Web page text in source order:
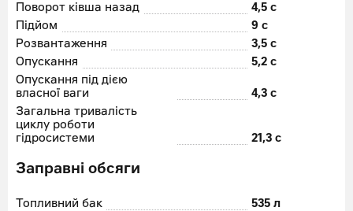
Поворот ківша назад
4,5 с
Підйом
9 с
Розвантаження
3,5 с
Опускання
5,2 с
Опускання під дією
власної ваги
4,3 с
Загальна тривалість
циклу роботи
гідросистеми
21,3 с
Заправні обсяги
Топливний бак
535 л